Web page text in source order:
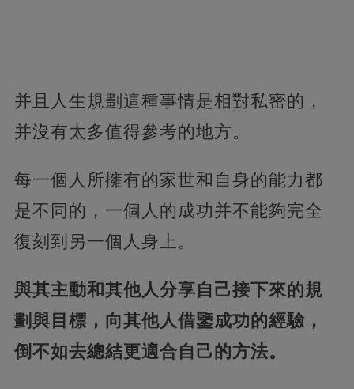
并且人生規劃這種事情是相對私密的，
并沒有太多值得參考的地方。
每一個人所擁有的家世和自身的能力都
是不同的，一個人的成功并不能夠完全
復刻到另一個人身上。
與其主動和其他人分享自己接下來的規
劃與目標，向其他人借鑒成功的經驗，
倒不如去總結更適合自己的方法。